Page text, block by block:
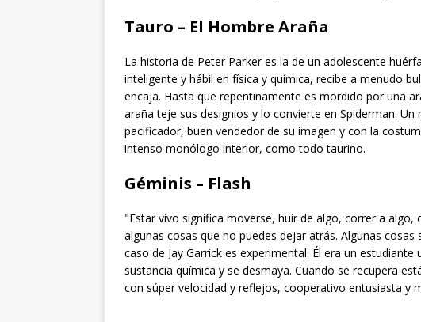
Tauro – El Hombre Araña
La historia de Peter Parker es la de un adolescente
inteligente y hábil en física y química, recibe a menudo
encaja. Hasta que repentinamente es mordido por una
araña teje sus designios y lo convierte en Spiderman.
pacificador, buen vendedor de su imagen y con la
intenso monólogo interior, como todo taurino.
Géminis – Flash
"Estar vivo significa moverse, huir de algo, correr a
algunas cosas que no puedes dejar atrás. Algunas
caso de Jay Garrick es experimental. Él era un
sustancia química y se desmaya. Cuando se recupera
con súper velocidad y reflejos, cooperativo entusiasta y